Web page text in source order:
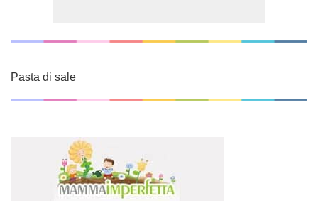
Pasta di sale